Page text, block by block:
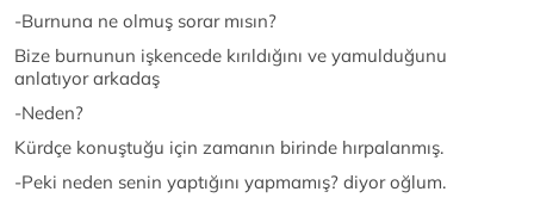
-Burnuna ne olmuş sorar mısın?
Bize burnunun işkencede kırıldığını ve yamulduğunu
anlatıyor arkadaş
-Neden?
Kürdçe konuştuğu için zamanın birinde hırpalanmış.
-Peki neden senin yaptığını yapmamış? diyor oğlum.